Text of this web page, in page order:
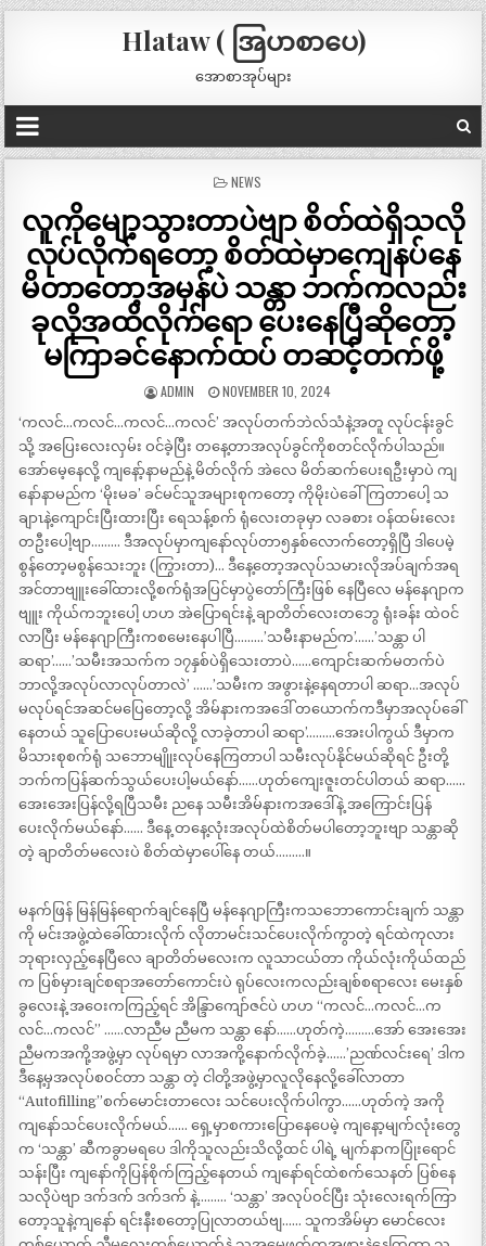
Hlataw ( အြပာစာပေ)
အောစာအုပ်များ
POSTED
NEWS
လူကိုမျော့သွားတာပဲဗျာ စိတ်ထဲရှိသလို
လုပ်လိုက်ရတော့ စိတ်ထဲမှာကျေနပ်နေ
မိတာတော့အမှန်ပဲ သန္တာ ဘက်ကလည်း
ခုလိုအထိလိုက်ရော ပေးနေပြီဆိုတော့
မကြာခင်နောက်ထပ် တဆင့်တက်ဖို့
ADMIN NOVEMBER 10, 2024
‘ကလင်…ကလင်…ကလင်…ကလင်’ အလုပ်တက်ဘဲလ်သံနဲ့အတူ လုပ်ငန်းခွင်
သို့ အပြေးလေးလှမ်း ဝင်ခဲ့ပြီး တနေ့တာအလုပ်ခွင်ကိုစတင်လိုက်ပါသည်။
အော်မေ့နေလို့ ကျနော့်နာမည်နဲ့ မိတ်လိုက် အဲလေ မိတ်ဆက်ပေးရဦးမှာပဲ ကျ
နော်နာမည်က ‘မိုးမခ’ ခင်မင်သူအများစုကတော့ ကိုမိုးပဲခေါ်ကြတာပေါ့ သ
ချာၤနဲ့ကျောင်းပြီးထားပြီး ရေသန့်စက် ရုံလေးတခုမှာ လခစား ဝန်ထမ်းလေး
တဦးပေါ့ဗျာ……… ဒီအလုပ်မှာကျနော်လုပ်တာ၅နှစ်လောက်တော့ရှိပြီ ဒါပေမဲ့
စွန်တော့မစွန်သေးဘူး (ကြွားတာ)… ဒီနေ့တော့အလုပ်သမားလိုအပ်ချက်အရ
အင်တာဗျူးခေါ်ထားလို့စက်ရုံအပြင်မှာပွဲတော်ကြီးဖြစ် နေပြီလေ မန်နေဂျာက
ဗျူး ကိုယ်ကဘူးပေါ့ ဟဟ အဲပြောရင်းနဲ့ ချာတိတ်လေးတဘွေ ရုံးခန်း ထဲဝင်
လာပြီး မန်နေဂျာကြီးကစမေးနေပါပြီ………’သမီးနာမည်က’……’သန္တာ ပါ
ဆရာ’……’သမီးအသက်က ၁၇နှစ်ပဲရှိသေးတာပဲ……ကျောင်းဆက်မတက်ပဲ
ဘာလို့အလုပ်လာလုပ်တာလဲ’ ……’သမီးက အဖွားနဲ့နေရတာပါ ဆရာ…အလုပ်
မလုပ်ရင်အဆင်မပြေတော့လို့ အိမ်နားကအဒေါ် တယောက်ကဒီမှာအလုပ်ခေါ်
နေတယ် သူပြောပေးမယ်ဆိုလို့ လာခဲ့တာပါ ဆရာ’………အေးပါကွယ် ဒီမှာက
မိသားစုစက်ရုံ သဘောမျိုုးလုပ်နေကြတာပါ သမီးလုပ်နိုင်မယ်ဆိုရင် ဦးတို့
ဘက်ကပြန်ဆက်သွယ်ပေးပါ့မယ်နော်……ဟုတ်ကျေးဇူးတင်ပါတယ် ဆရာ……
အေးအေးပြန်လို့ရပြီသမီး ညနေ သမီးအိမ်နားကအဒေါ်နဲ့ အကြောင်းပြန်
ပေးလိုက်မယ်နော်…… ဒီနေ့ တနေ့လုံးအလုပ်ထဲစိတ်မပါတော့ဘူးဗျာ သန္တာဆို
တဲ့ ချာတိတ်မလေးပဲ စိတ်ထဲမှာပေါ်နေ တယ်………။
မနက်ဖြန် မြန်မြန်ရောက်ချင်နေပြီ မန်နေဂျာကြီးကသဘောကောင်းချက် သန္တာ
ကို မင်းအဖွဲ့ထဲခေါ်ထားလိုက် လိုတာမင်းသင်ပေးလိုက်ကွာတဲ့ ရင်ထဲကုလား
ဘုရားလှည့်နေပြီလေ ချာတိတ်မလေးက လူသာငယ်တာ ကိုယ်လုံးကိုယ်ထည်
က ပြစ်မှားချင်စရာအတော်ကောင်းပဲ ရုပ်လေးကလည်းချစ်စရာလေး မေးနှစ်
ခွလေးနဲ့ အဝေးကကြည့်ရင် အိန္ဒြာကျော်ဇင်ပဲ ဟဟ “ကလင်…ကလင်…က
လင်…ကလင်” ……လာညီမ ညီမက သန္တာ နော်……ဟုတ်ကဲ့………အော် အေးအေး
ညီမကအကို့အဖွဲ့မှာ လုပ်ရမှာ လာအကို့နောက်လိုက်ခဲ့……’ညဏ်လင်းရေ’ ဒါက
ဒီနေ့မှအလုပ်စဝင်တာ သန္တာ တဲ့ ငါတို့အဖွဲ့မှာလူလိုနေလို့ခေါ်လာတာ
“Autofilling”စက်မောင်းတာလေး သင်ပေးလိုက်ပါကွာ……ဟုတ်ကဲ့ အကို
ကျနော်သင်ပေးလိုက်မယ်…… ရှေ့မှာစကားပြောနေပေမဲ့ ကျနော့မျက်လုံးတွေ
က ‘သန္တာ’ ဆီကခွာမရပေ ဒါကိုသူလည်းသိလို့ထင် ပါရဲ့ မျက်နာကပြုံးရောင်
သန်းပြီး ကျနော်ကိုပြန်စိုက်ကြည့်နေတယ် ကျနော်ရင်ထဲစက်သေနတ် ပြစ်နေ
သလိုပဲဗျာ ဒက်ဒက် ဒက်ဒက် နဲ့……… ‘သန္တာ’ အလုပ်ဝင်ပြီး သုံးလေးရက်ကြာ
တော့သူနဲ့ကျနော် ရင်းနီးစတော့ပြုလာတယ်ဗျ…… သူကအိမ်မှာ မောင်လေး